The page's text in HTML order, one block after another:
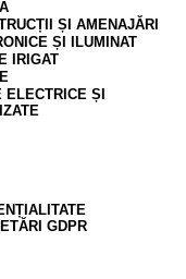
ȘI AMENAJĂRI
ȘI ILUMINAT
IRIGAT
ELECTRICE ȘI
GDPR